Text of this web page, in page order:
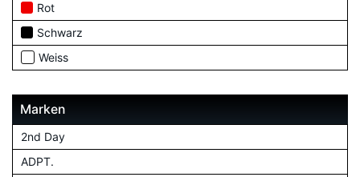
Rot
Schwarz
Weiss
Marken
2nd Day
ADPT.